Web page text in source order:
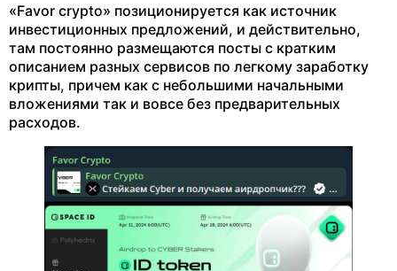
«Favor crypto» позиционируется как источник
инвестиционных предложений, и действительно,
там постоянно размещаются посты с кратким
описанием разных сервисов по легкому заработку
крипты, причем как с небольшими начальными
вложениями так и вовсе без предварительных
расходов.